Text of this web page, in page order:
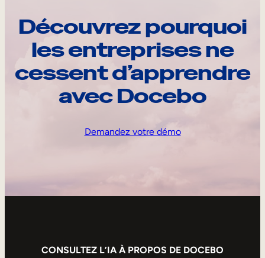
Découvrez pourquoi
les entreprises ne
cessent d’apprendre
avec Docebo
Demandez votre démo
CONSULTEZ L’IA À PROPOS DE DOCEBO